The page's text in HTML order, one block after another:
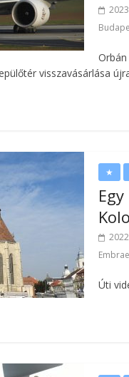
visszavásárlása
★
Úti